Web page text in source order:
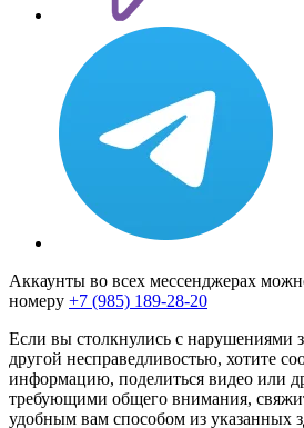
Аккаунты во всех мессенджерах
номеру +7 (985) 189-28-20
Если вы столкнулись с нарушениями
другой несправедливостью, хотите
информацию, поделиться видео или
требующими общего внимания,
удобным вам способом из указанных